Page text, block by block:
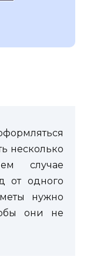
несколько
случае
от одного
нужно
они не